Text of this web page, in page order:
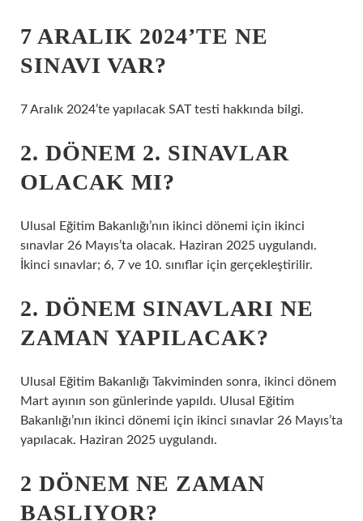
7 ARALIK 2024’TE NE
SINAVI VAR?
7 Aralık 2024’te yapılacak SAT testi hakkında bilgi.
2. DÖNEM 2. SINAVLAR
OLACAK MI?
Ulusal Eğitim Bakanlığı’nın ikinci dönemi için ikinci
sınavlar 26 Mayıs’ta olacak. Haziran 2025 uygulandı.
İkinci sınavlar; 6, 7 ve 10. sınıflar için gerçekleştirilir.
2. DÖNEM SINAVLARI NE
ZAMAN YAPILACAK?
Ulusal Eğitim Bakanlığı Takviminden sonra, ikinci dönem
Mart ayının son günlerinde yapıldı. Ulusal Eğitim
Bakanlığı’nın ikinci dönemi için ikinci sınavlar 26 Mayıs’ta
yapılacak. Haziran 2025 uygulandı.
2 DÖNEM NE ZAMAN
BAŞLIYOR?